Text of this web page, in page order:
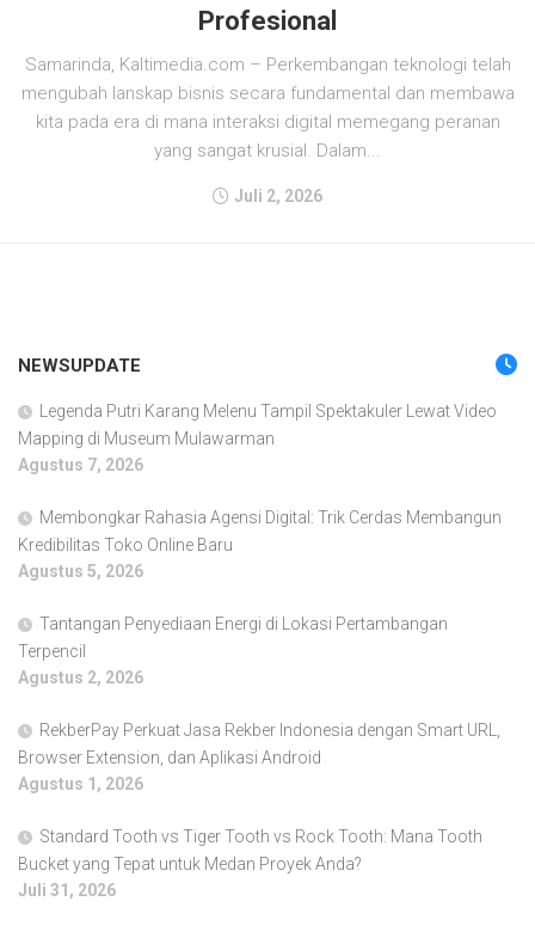
Profesional
Samarinda, Kaltimedia.com – Perkembangan teknologi telah
mengubah lanskap bisnis secara fundamental dan membawa
kita pada era di mana interaksi digital memegang peranan
yang sangat krusial. Dalam...
Juli 2, 2026
NEWSUPDATE
Legenda Putri Karang Melenu Tampil Spektakuler Lewat Video
Mapping di Museum Mulawarman
Agustus 7, 2026
Membongkar Rahasia Agensi Digital: Trik Cerdas Membangun
Kredibilitas Toko Online Baru
Agustus 5, 2026
Tantangan Penyediaan Energi di Lokasi Pertambangan
Terpencil
Agustus 2, 2026
RekberPay Perkuat Jasa Rekber Indonesia dengan Smart URL,
Browser Extension, dan Aplikasi Android
Agustus 1, 2026
Standard Tooth vs Tiger Tooth vs Rock Tooth: Mana Tooth
Bucket yang Tepat untuk Medan Proyek Anda?
Juli 31, 2026